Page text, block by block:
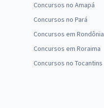
Concursos no Amapá
Concursos no Pará
Concursos em Rondônia
Concursos em Roraima
Concursos no Tocantins